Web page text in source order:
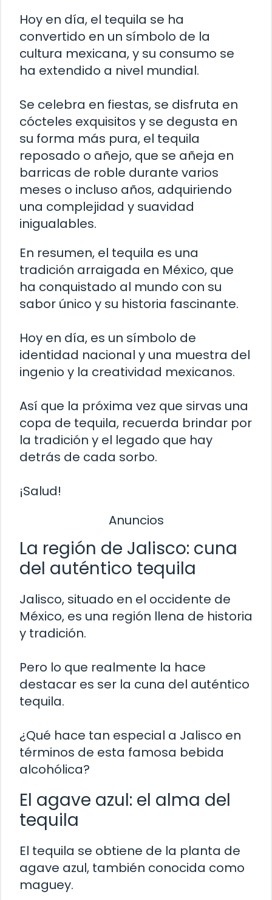
Hoy en día, el tequila se ha
convertido en un símbolo de la
cultura mexicana, y su consumo se
ha extendido a nivel mundial.
Se celebra en fiestas, se disfruta en
cócteles exquisitos y se degusta en
su forma más pura, el tequila
reposado o añejo, que se añeja en
barricas de roble durante varios
meses o incluso años, adquiriendo
una complejidad y suavidad
inigualables.
En resumen, el tequila es una
tradición arraigada en México, que
ha conquistado al mundo con su
sabor único y su historia fascinante.
Hoy en día, es un símbolo de
identidad nacional y una muestra del
ingenio y la creatividad mexicanos.
Así que la próxima vez que sirvas una
copa de tequila, recuerda brindar por
la tradición y el legado que hay
detrás de cada sorbo.
¡Salud!
Anuncios
La región de Jalisco: cuna
del auténtico tequila
Jalisco, situado en el occidente de
México, es una región llena de historia
y tradición.
Pero lo que realmente la hace
destacar es ser la cuna del auténtico
tequila.
¿Qué hace tan especial a Jalisco en
términos de esta famosa bebida
alcohólica?
El agave azul: el alma del
tequila
El tequila se obtiene de la planta de
agave azul, también conocida como
maguey.